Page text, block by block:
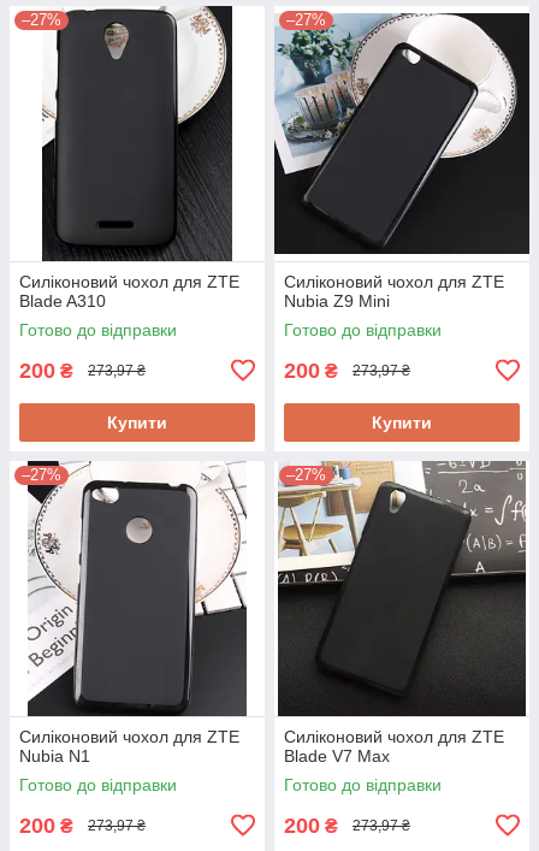
–27%
Силіконовий чохол для ZTE
Blade A310
Готово до відправки
200 ₴ 273,97 ₴
Купити
–27%
Силіконовий чохол для ZTE
Nubia Z9 Mini
Готово до відправки
200 ₴ 273,97 ₴
Купити
–27%
Силіконовий чохол для ZTE
Nubia N1
Готово до відправки
200 ₴ 273,97 ₴
–27%
Силіконовий чохол для ZTE
Blade V7 Max
Готово до відправки
200 ₴ 273,97 ₴